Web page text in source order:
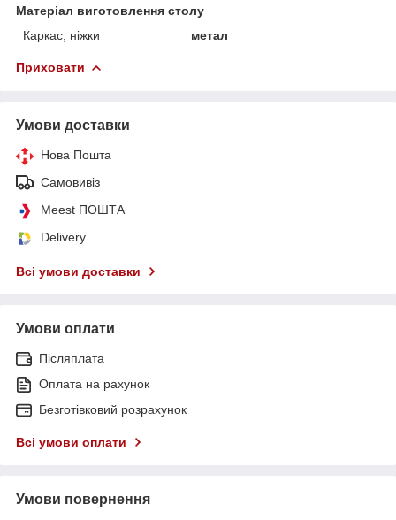
Матеріал виготовлення столу
Каркас, ніжки
метал
Приховати
Умови доставки
Нова Пошта
Самовивіз
Meest ПОШТА
Delivery
Всі умови доставки
Умови оплати
Післяплата
Оплата на рахунок
Безготівковий розрахунок
Всі умови оплати
Умови повернення